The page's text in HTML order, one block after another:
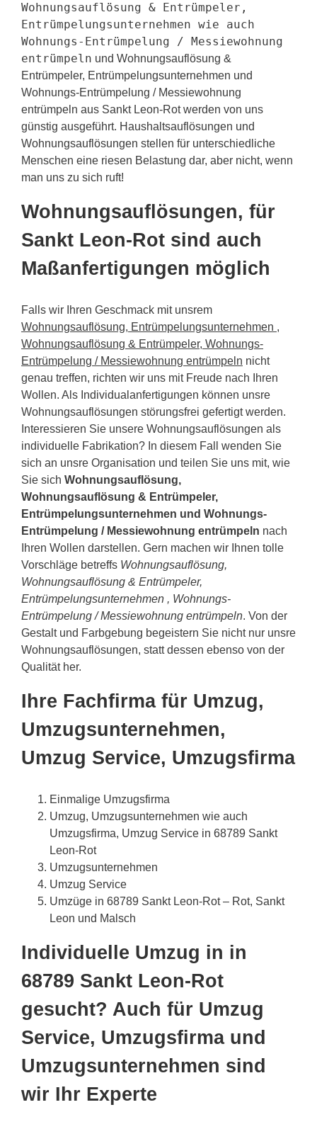
Wohnungsauflösung & Entrümpeler,
Entrümpelungsunternehmen wie auch
Wohnungs-Entrümpelung / Messiewohnung
entrümpeln und Wohnungsauflösung &
Entrümpeler, Entrümpelungsunternehmen und
Wohnungs-Entrümpelung / Messiewohnung
entrümpeln aus Sankt Leon-Rot werden von uns
günstig ausgeführt. Haushaltsauflösungen und
Wohnungsauflösungen stellen für unterschiedliche
Menschen eine riesen Belastung dar, aber nicht, wenn
man uns zu sich ruft!
Wohnungsauflösungen, für
Sankt Leon-Rot sind auch
Maßanfertigungen möglich
Falls wir Ihren Geschmack mit unsrem
Wohnungsauflösung, Entrümpelungsunternehmen ,
Wohnungsauflösung & Entrümpeler, Wohnungs-
Entrümpelung / Messiewohnung entrümpeln nicht
genau treffen, richten wir uns mit Freude nach Ihren
Wollen. Als Individualanfertigungen können unsre
Wohnungsauflösungen störungsfrei gefertigt werden.
Interessieren Sie unsere Wohnungsauflösungen als
individuelle Fabrikation? In diesem Fall wenden Sie
sich an unsre Organisation und teilen Sie uns mit, wie
Sie sich Wohnungsauflösung,
Wohnungsauflösung & Entrümpeler,
Entrümpelungsunternehmen und Wohnungs-
Entrümpelung / Messiewohnung entrümpeln nach
Ihren Wollen darstellen. Gern machen wir Ihnen tolle
Vorschläge betreffs Wohnungsauflösung,
Wohnungsauflösung & Entrümpeler,
Entrümpelungsunternehmen , Wohnungs-
Entrümpelung / Messiewohnung entrümpeln. Von der
Gestalt und Farbgebung begeistern Sie nicht nur unsre
Wohnungsauflösungen, statt dessen ebenso von der
Qualität her.
Ihre Fachfirma für Umzug,
Umzugsunternehmen,
Umzug Service, Umzugsfirma
Einmalige Umzugsfirma
Umzug, Umzugsunternehmen wie auch
Umzugsfirma, Umzug Service in 68789 Sankt
Leon-Rot
Umzugsunternehmen
Umzug Service
Umzüge in 68789 Sankt Leon-Rot – Rot, Sankt
Leon und Malsch
Individuelle Umzug in in
68789 Sankt Leon-Rot
gesucht? Auch für Umzug
Service, Umzugsfirma und
Umzugsunternehmen sind
wir Ihr Experte